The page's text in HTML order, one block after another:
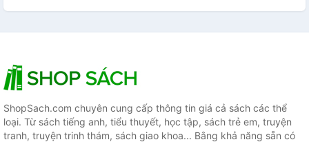
ShopSach.com chuyên cung cấp thông tin giá cả sách các thể
loại. Từ sách tiếng anh, tiểu thuyết, học tập, sách trẻ em, truyện
tranh, truyện trinh thám, sách giao khoa... Bằng khả năng sẵn có